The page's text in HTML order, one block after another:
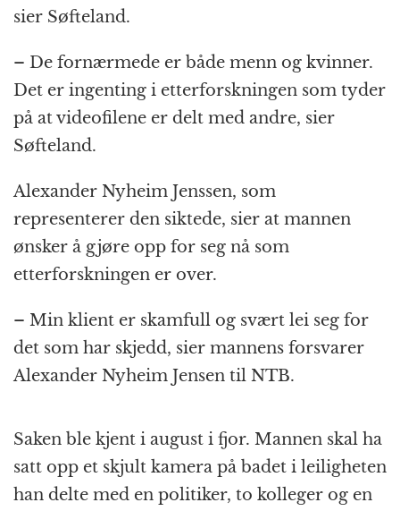
sier Søfteland.
– De fornærmede er både menn og kvinner.
Det er ingenting i etterforskningen som tyder
på at videofilene er delt med andre, sier
Søfteland.
Alexander Nyheim Jenssen, som
representerer den siktede, sier at mannen
ønsker å gjøre opp for seg nå som
etterforskningen er over.
– Min klient er skamfull og svært lei seg for
det som har skjedd, sier mannens forsvarer
Alexander Nyheim Jensen til NTB.
Saken ble kjent i august i fjor. Mannen skal ha
satt opp et skjult kamera på badet i leiligheten
han delte med en politiker, to kolleger og en